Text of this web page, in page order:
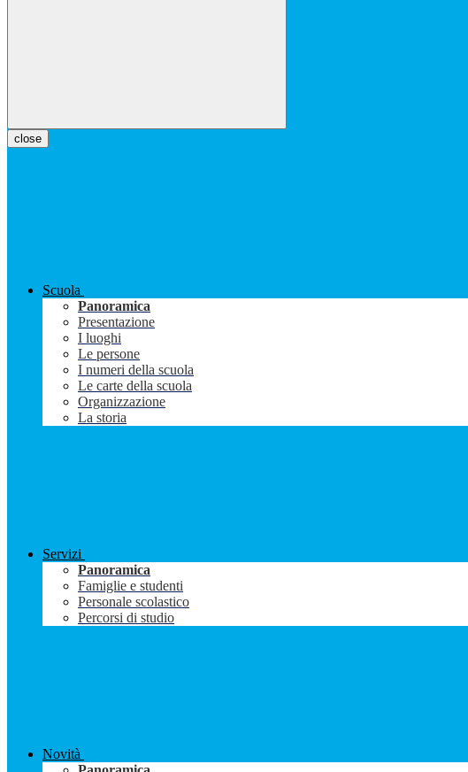
close
Scuola
Panoramica
Presentazione
I luoghi
Le persone
I numeri della scuola
Le carte della scuola
Organizzazione
La storia
Servizi
Panoramica
Famiglie e studenti
Personale scolastico
Percorsi di studio
Novità